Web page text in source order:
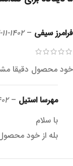
فرامرز سیفی –
1402-11-22
خود محصول دقیقا
مهرسا استیل –
22
با سلام
بله از خود